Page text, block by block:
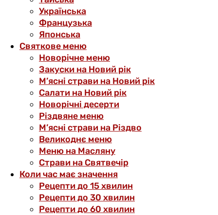
Українська
Французька
Японська
Святкове меню
Новорічне меню
Закуски на Новий рік
М’ясні страви на Новий рік
Салати на Новий рік
Новорічні десерти
Різдвяне меню
М’ясні страви на Різдво
Великоднє меню
Меню на Масляну
Страви на Святвечір
Коли час має значення
Рецепти до 15 хвилин
Рецепти до 30 хвилин
Рецепти до 60 хвилин